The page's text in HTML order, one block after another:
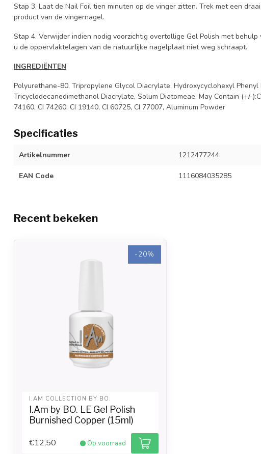
Stap 3. Laat de Nail Foil tien minuten op de vinger zitten. Trek met een
product van de vingernagel.
Stap 4. Verwijder indien nodig voorzichtig overtollige Gel Polish met
u de oppervlaktelagen van de natuurlijke nagelplaat niet weg schraapt.
INGREDIËNTEN
Polyurethane-80, Tripropylene Glycol Diacrylate, Hydroxycyclohexyl Phenyl
Tricyclodecanedimethanol Diacrylate, Solum Diatomeae. May Contain (+/-
74160, CI 74260, CI 19140, CI 60725, CI 77007, Aluminum Powder
Specificaties
Artikelnummer 1212477244
EAN Code 1116084035285
Recent bekeken
-20%
I.AM COLLECTION BY BO.
I.Am by BO. LE Gel Polish
Burnished Copper (15ml)
€12,50 Op voorraad